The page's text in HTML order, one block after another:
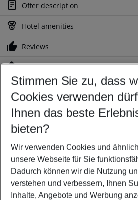
Offer description
Hotel amenities
Reviews
Location
Customize your offer
Find the perfect deal which suits your
Your departure airport
Any airport
Select your date range
11/08/26–09/08/27 5-8 nights
Who will travel
2 adults No children
Stimmen Sie zu, dass
Cookies verwenden
Ihnen das beste
bieten?
Wir verwenden Cookies und
unsere Webseite für Sie
Dadurch können wir die Nutzung
verstehen und verbessern, Ihnen
Inhalte, Angebote und Werbung